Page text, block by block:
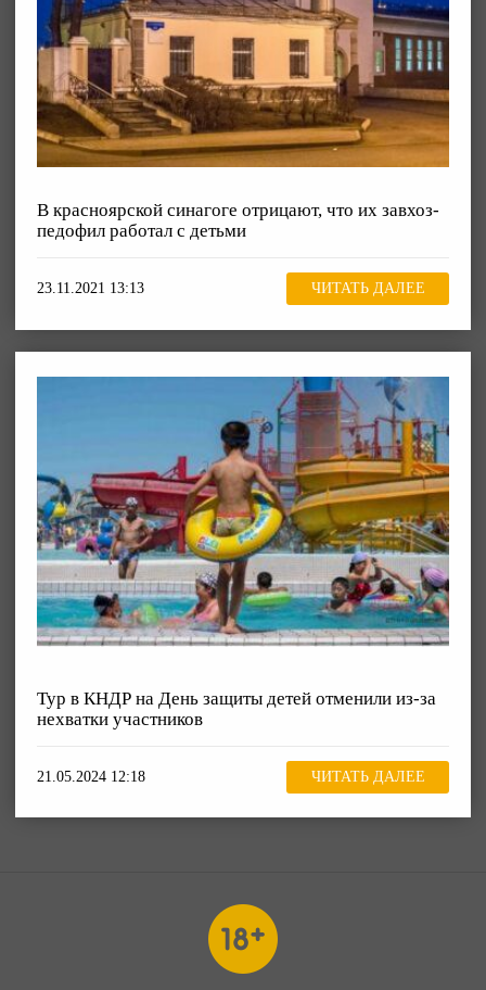
В красноярской синагоге отрицают, что их завхоз-
педофил работал с детьми
23.11.2021 13:13 ЧИТАТЬ ДАЛЕЕ
Тур в КНДР на День защиты детей отменили из-за
нехватки участников
21.05.2024 12:18 ЧИТАТЬ ДАЛЕЕ